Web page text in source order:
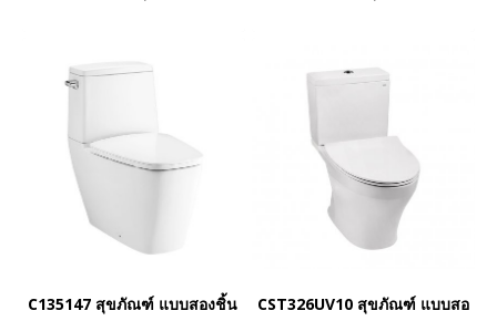
C135147 สุขภัณฑ์ แบบสองชิ้น 4.5 ลิตร รุ่น HERCULES CURVE 45
CST326UV10 สุขภัณฑ์ แบบสองชิ้